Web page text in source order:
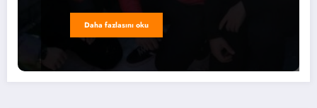
Daha fazlasını oku